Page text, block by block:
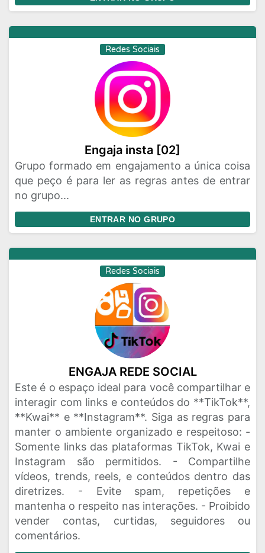
Redes Sociais
Engaja insta [02]
Grupo formado em engajamento a única coisa
que peço é para ler as regras antes de entrar
no grupo...
ENTRAR NO GRUPO
Redes Sociais
ENGAJA REDE SOCIAL
Este é o espaço ideal para você compartilhar e
interagir com links e conteúdos do **TikTok**,
**Kwai** e **Instagram**. Siga as regras para
manter o ambiente organizado e respeitoso: -
Somente links das plataformas TikTok, Kwai e
Instagram são permitidos. - Compartilhe
vídeos, trends, reels, e conteúdos dentro das
diretrizes. - Evite spam, repetições e
mantenha o respeito nas interações. - Proibido
vender contas, curtidas, seguidores ou
comentários.